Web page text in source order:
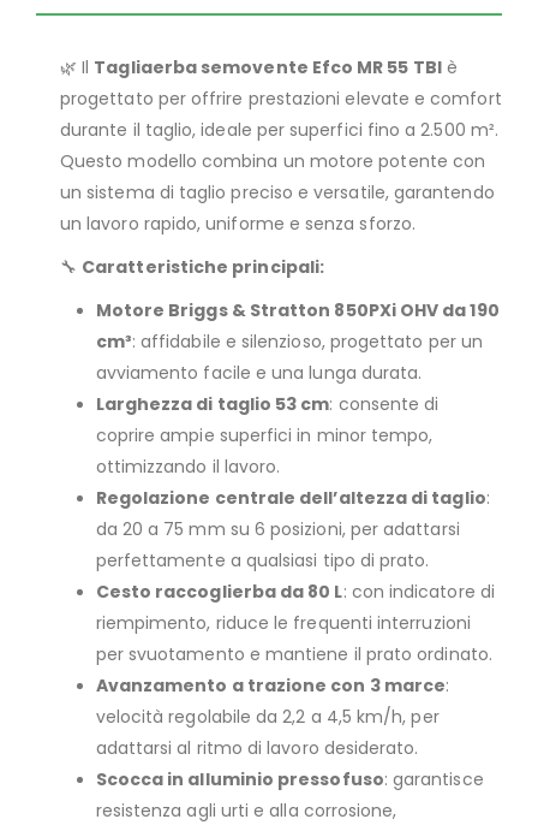
🌿 Il Tagliaerba semovente Efco MR 55 TBIè
progettato per offrire prestazioni elevate e comfort
durante il taglio, ideale per superfici fino a 2.500 m².
Questo modello combina un motore potente con
un sistema di taglio preciso e versatile, garantendo
un lavoro rapido, uniforme e senza sforzo.
🔧 Caratteristiche principali:
Motore Briggs & Stratton 850PXi OHV da 190
cm³: affidabile e silenzioso, progettato per un
avviamento facile e una lunga durata.
Larghezza di taglio 53 cm: consente di
coprire ampie superfici in minor tempo,
ottimizzando il lavoro.
Regolazione centrale dell’altezza di taglio:
da 20 a 75 mm su 6 posizioni, per adattarsi
perfettamente a qualsiasi tipo di prato.
Cesto raccoglierba da 80 L: con indicatore di
riempimento, riduce le frequenti interruzioni
per svuotamento e mantiene il prato ordinato.
Avanzamento a trazione con 3 marce:
velocità regolabile da 2,2 a 4,5 km/h, per
adattarsi al ritmo di lavoro desiderato.
Scocca in alluminio pressofuso: garantisce
resistenza agli urti e alla corrosione,